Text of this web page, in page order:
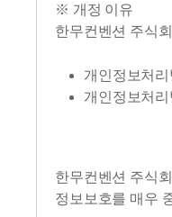
※ 개정 이유
한무컨벤션 주식
개인정보처리
개인정보처리
한무컨벤션 주식
정보보호를 매우